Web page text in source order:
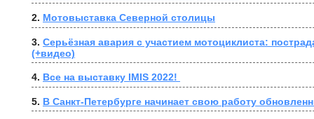
2. Мотовыставка Северной столицы
3. Серьёзная авария с участием мотоциклиста:
(+видео)
4. Все на выставку IMIS 2022!
5. В Санкт-Петербурге начинает свою работу